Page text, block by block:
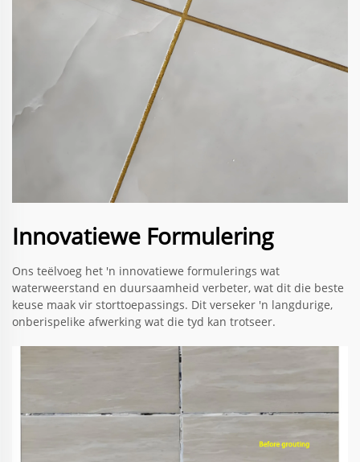
Innovatiewe Formulering
Ons teëlvoeg het 'n innovatiewe formulerings wat
waterweerstand en duursaamheid verbeter, wat dit die beste
keuse maak vir storttoepassings. Dit verseker 'n langdurige,
onberispelike afwerking wat die tyd kan trotseer.